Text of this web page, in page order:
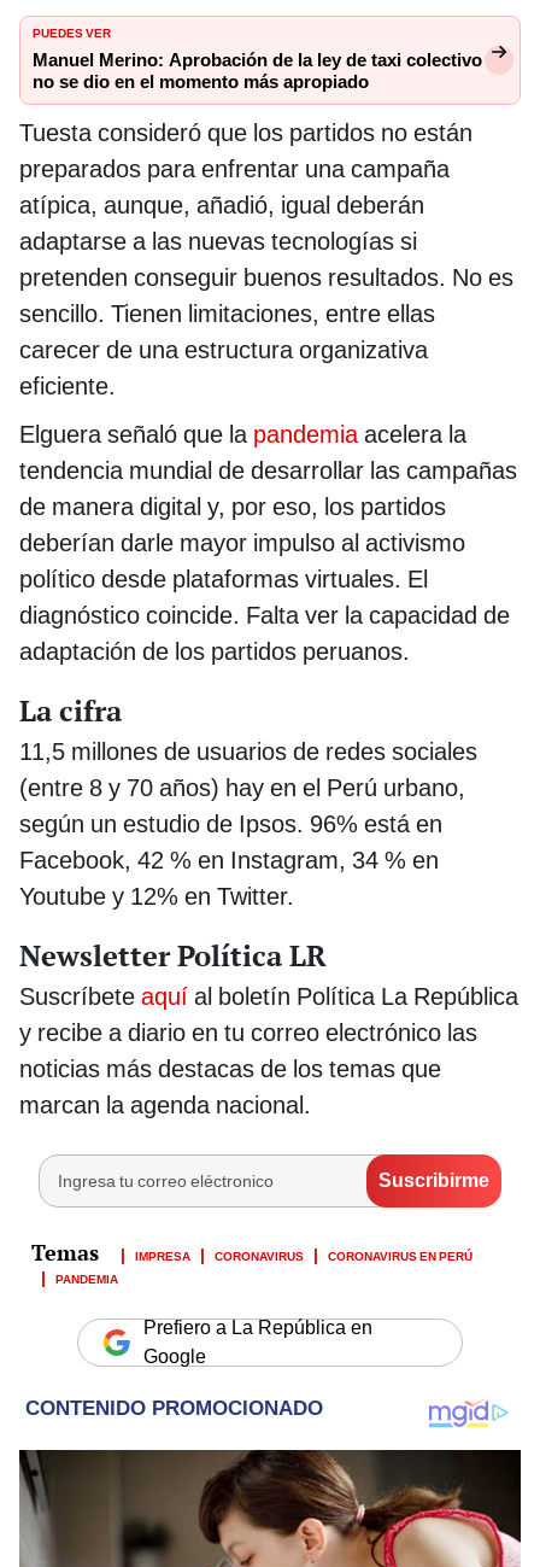
PUEDES VER
Manuel Merino: Aprobación de la ley de taxi colectivo
no se dio en el momento más apropiado
Tuesta consideró que los partidos no están
preparados para enfrentar una campaña
atípica, aunque, añadió, igual deberán
adaptarse a las nuevas tecnologías si
pretenden conseguir buenos resultados. No es
sencillo. Tienen limitaciones, entre ellas
carecer de una estructura organizativa
eficiente.
Elguera señaló que la pandemiaacelera la
tendencia mundial de desarrollar las campañas
de manera digital y, por eso, los partidos
deberían darle mayor impulso al activismo
político desde plataformas virtuales. El
diagnóstico coincide. Falta ver la capacidad de
adaptación de los partidos peruanos.
La cifra
11,5 millones de usuarios de redes sociales
(entre 8 y 70 años) hay en el Perú urbano,
según un estudio de Ipsos. 96% está en
Facebook, 42 % en Instagram, 34 % en
Youtube y 12% en Twitter.
Newsletter Política LR
Suscríbete aquí al boletín Política La República
y recibe a diario en tu correo electrónico las
noticias más destacas de los temas que
marcan la agenda nacional.
IMPRESA CORONAVIRUS
CORONAVIRUS EN PERÚ
PANDEMIA
Prefiero a La República en
Google